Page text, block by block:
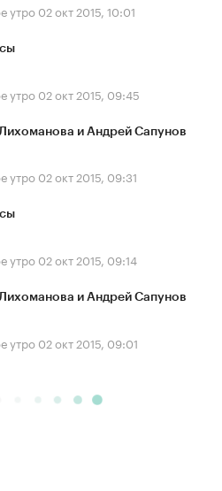
утро02 окт 2015, 10:01
утро02 окт 2015, 09:45
и Андрей Сапунов
утро02 окт 2015, 09:31
утро02 окт 2015, 09:14
и Андрей Сапунов
утро02 окт 2015, 09:01